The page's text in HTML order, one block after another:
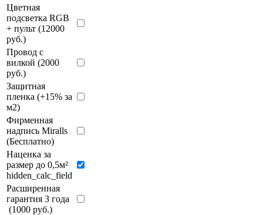
Цветная
подсветка RGB
+ пульт (12000
руб.)
Провод с
вилкой (2000
руб.)
Защитная
пленка (+15% за
м2)
Фирменная
надпись Miralls
(Бесплатно)
Наценка за
размер до 0,5м²
hidden_calc_field
Расширенная
гарантия 3 года
(1000 руб.)